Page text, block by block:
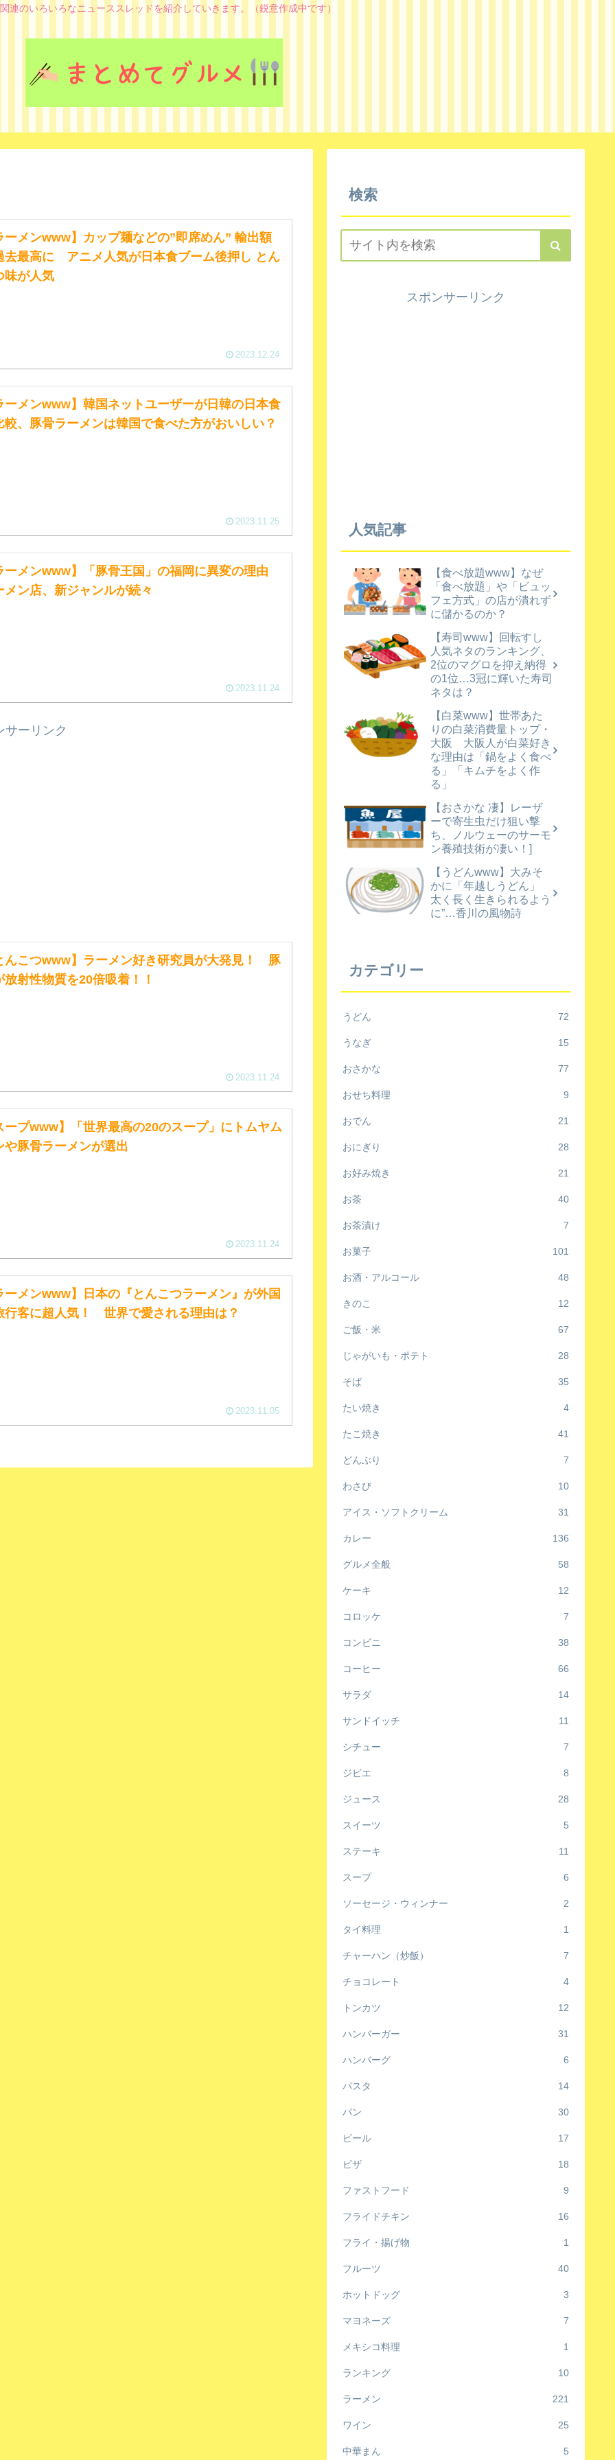
連のいろいろなニューススレッドを紹介していきます。（鋭意作成中です）
ーメンwww】カップ麺などの”即席めん” 輸出額
去最高に アニメ人気が日本食ブーム後押し とん
味が人気
2023.12.24
ーメンwww】韓国ネットユーザーが日韓の日本食
較、豚骨ラーメンは韓国で食べた方がおいしい？
2023.11.25
ーメンwww】「豚骨王国」の福岡に異変の理由
メン店、新ジャンルが続々
2023.11.24
サーリンク
んこつwww】ラーメン好き研究員が大発見！ 豚
放射性物質を20倍吸着！！
2023.11.24
ープwww】「世界最高の20のスープ」にトムヤム
や豚骨ラーメンが選出
2023.11.24
ーメンwww】日本の『とんこつラーメン』が外国
行客に超人気！ 世界で愛される理由は？
2023.11.05
検索
スポンサーリンク
人気記事
【食べ放題www】なぜ
「食べ放題」や「ビュッ
フェ方式」の店が潰れず
に儲かるのか？
【寿司www】回転すし
人気ネタのランキング、
2位のマグロを抑え納得
の1位…3冠に輝いた寿司
ネタは？
【白菜www】世帯あた
りの白菜消費量トップ・
大阪 大阪人が白菜好き
な理由は「鍋をよく食べ
る」「キムチをよく作
る」
【おさかな 凄】レーザ
ーで寄生虫だけ狙い撃
ち、ノルウェーのサーモ
ン養殖技術が凄い！]
【うどんwww】大みそ
かに「年越しうどん」
太く長く生きられるよう
に”…香川の風物詩
カテゴリー
うどん 72
うなぎ 15
おさかな 77
おせち料理 9
おでん 21
おにぎり 28
お好み焼き 21
お茶 40
お茶漬け 7
お菓子 101
お酒・アルコール 48
きのこ 12
ご飯・米 67
じゃがいも・ポテト 28
そば 35
たい焼き 4
たこ焼き 41
どんぶり 7
わさび 10
アイス・ソフトクリーム 31
カレー 136
グルメ全般 58
ケーキ 12
コロッケ 7
コンビニ 38
コーヒー 66
サラダ 14
サンドイッチ 11
シチュー 7
ジビエ 8
ジュース 28
スイーツ 5
ステーキ 11
スープ 6
ソーセージ・ウィンナー 2
タイ料理 1
チャーハン（炒飯） 7
チョコレート 4
トンカツ 12
ハンバーガー 31
ハンバーグ 6
パスタ 14
パン 30
ビール 17
ピザ 18
ファストフード 9
フライドチキン 16
フライ・揚げ物 1
フルーツ 40
ホットドッグ 3
マヨネーズ 7
メキシコ料理 1
ランキング 10
ラーメン 221
ワイン 25
中華まん 5